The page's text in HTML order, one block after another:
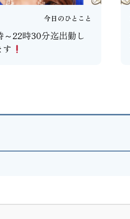
今日のひとこと
～22時30分迄出勤し
す